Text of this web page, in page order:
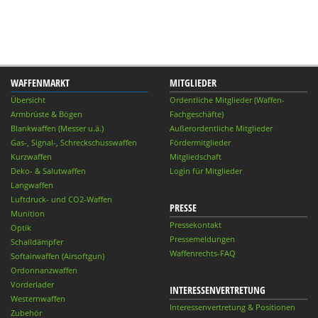
WAFFENMARKT
Übersicht
Armbrüste & Bögen
Blankwaffen (Messer u.ä.)
Gas-, Signal-, Schreckschusswaffen
Kurzwaffen
Deko- & Salutwaffen
Langwaffen
Luftdruck- und CO2-Waffen
Munition
Optik
Schalldämpfer
Softairwaffen (Airsoftgun)
Ordonnanzwaffen
Vorderlader
Westernwaffen
Zubehör
MITGLIEDER
Ordentliche Mitglieder (Waffen-
Fachgeschäfte)
Außerordentliche Mitglieder
Fördermitglieder
Mitgliedschaft
Login für Mitglieder
PRESSE
Pressekontakt
Pressemeldungen
Waffenrechts-FAQ
INTERESSENVERTRETUNG
Interessenvertretung & Positionen